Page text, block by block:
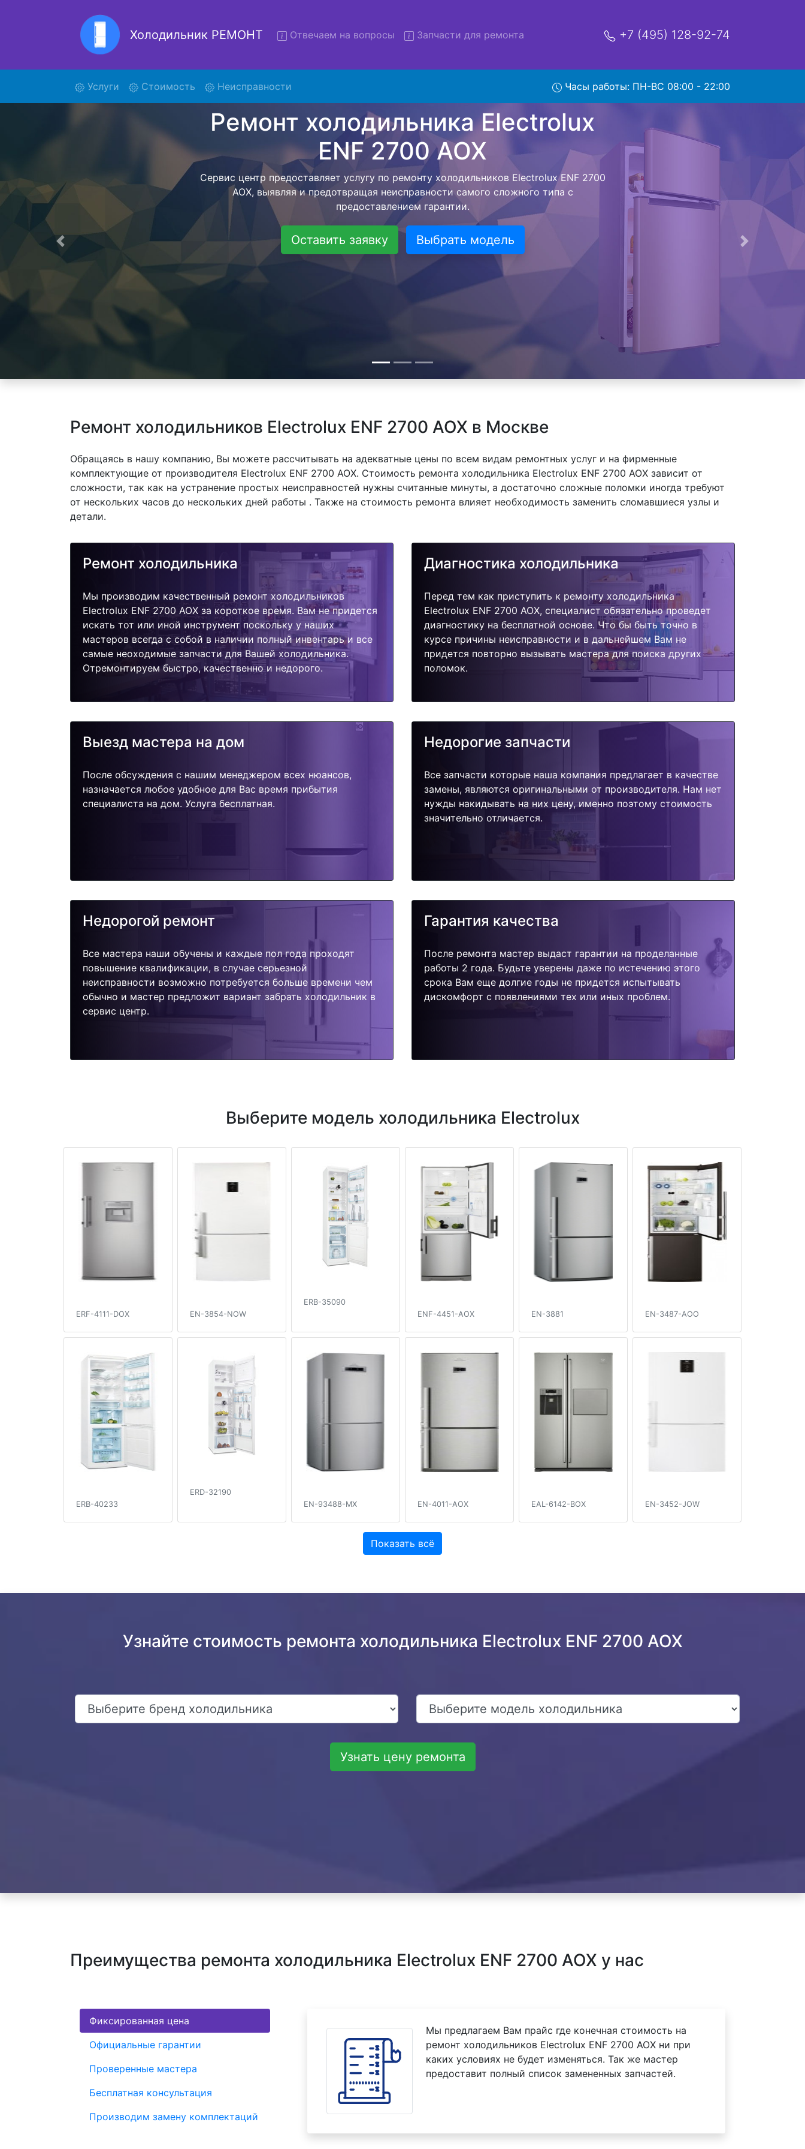
Холодильник РЕМОНТ Отвечаем на вопросы Запчасти для ремонта +7 (495) 128-92-74
Услуги (current)Стоимость Неисправности Часы работы: ПН-ВС 08:00 - 22:00
Ремонт холодильников с вывозом - чтобы клиент не тратил свое время и деньги на
поиски курьерской службы, наш мастер сам заберет холодильник Electrolux ENF
2700 AOX и отвезет в сервисный центр. Ремонт холодильника Electrolux ENF 2700
AOX осуществляется внутри сервисного центра, тем самым Вам не предстоит
ожидать мастера как закончит с ремонтом. Перед тем как холодильная техника
сдается, согласовывается конечная стоимость работ и в дальнейшем фиксируется.
Перечень бесплатных услуг от компании - Доставка холодильников , выезд
специалиста, консультирование и диагностика.
Оставить заявку Выбрать модель
Предыдущая Следующая
Ремонт холодильников Electrolux ENF 2700 AOX в Москве
Обращаясь в нашу компанию, Вы можете рассчитывать на адекватные цены по всем видам ремонтных услуг и на фирменные
комплектующие от производителя Electrolux ENF 2700 AOX. Стоимость ремонта холодильника Electrolux ENF 2700 AOX зависит от
сложности, так как на устранение простых неисправностей нужны считанные минуты, а достаточно сложные поломки иногда требуют
от нескольких часов до нескольких дней работы . Также на стоимость ремонта влияет необходимость заменить сломавшиеся узлы и
детали.
Ремонт холодильника
Мы производим качественный ремонт холодильников
Electrolux ENF 2700 AOX за короткое время. Вам не придется
искать тот или иной инструмент поскольку у наших
мастеров всегда с собой в наличии полный инвентарь и все
самые неоходимые запчасти для Вашей холодильника.
Отремонтируем быстро, качественно и недорого.
Диагностика холодильника
Перед тем как приступить к ремонту холодильника
Electrolux ENF 2700 AOX, специалист обязательно проведет
диагностику на бесплатной основе. Что бы быть точно в
курсе причины неисправности и в дальнейшем Вам не
придется повторно вызывать мастера для поиска других
поломок.
Выезд мастера на дом
После обсуждения с нашим менеджером всех нюансов,
назначается любое удобное для Вас время прибытия
специалиста на дом. Услуга бесплатная.
Недорогие запчасти
Все запчасти которые наша компания предлагает в качестве
замены, являются оригинальными от производителя. Нам нет
нужды накидывать на них цену, именно поэтому стоимость
значительно отличается.
Недорогой ремонт
Все мастера наши обучены и каждые пол года проходят
повышение квалификации, в случае серьезной
неисправности возможно потребуется больше времени чем
обычно и мастер предложит вариант забрать холодильник в
сервис центр.
Гарантия качества
После ремонта мастер выдаст гарантии на проделанные
работы 2 года. Будьте уверены даже по истечению этого
срока Вам еще долгие годы не придется испытывать
дискомфорт с появлениями тех или иных проблем.
Выберите модель холодильника Electrolux
ERF-4111-DOX EN-3854-NOW
ERB-35090
ENF-4451-AOX
EN-3881 EN-3487-AOO
ERB-40233
ERD-32190
EN-93488-MX
EN-4011-AOX EAL-6142-BOX EN-3452-JOW
Показать всё
Узнайте стоимость ремонта холодильника Electrolux ENF 2700 AOX
Узнать цену ремонта
Преимущества ремонта холодильника Electrolux ENF 2700 AOX у нас
Фиксированная цена
Официальные гарантии
Проверенные мастера
Бесплатная консультация
Производим замену комплектаций
Мы предлагаем Вам прайс где конечная стоимость на
ремонт холодильников Electrolux ENF 2700 AOX ни при
каких условиях не будет изменяться. Так же мастер
предоставит полный список замененных запчастей.